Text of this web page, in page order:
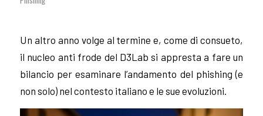
Un altro anno volge al termine e, come di consueto,
il nucleo anti frode del D3Lab si appresta a fare un
bilancio per esaminare l’andamento del phishing (e
non solo) nel contesto italiano e le sue evoluzioni.